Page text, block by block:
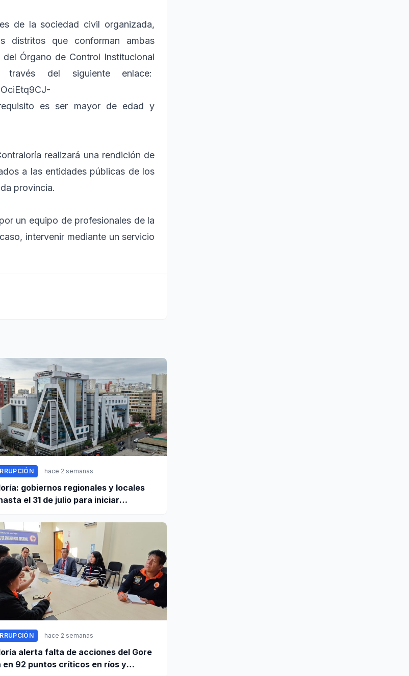
de la sociedad civil organizada,
distritos que conforman ambas
Órgano de Control Institucional
del siguiente enlace:
requisito es ser mayor de edad y
realizará una rendición de
a las entidades públicas de los
provincia.
un equipo de profesionales de la
intervenir mediante un servicio
hace 2 semanas
gobiernos regionales y locales
el 31 de julio para iniciar
hace 2 semanas
alerta falta de acciones del Gore
en 92 puntos críticos en ríos y